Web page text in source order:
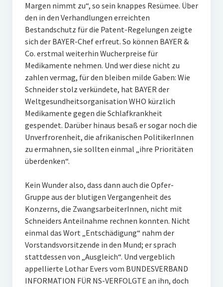
Margen nimmt zu“, so sein knappes Resümee. Über
den in den Verhandlungen erreichten
Bestandschutz für die Patent-Regelungen zeigte
sich der BAYER-Chef erfreut. So können BAYER &
Co. erstmal weiterhin Wucherpreise für
Medikamente nehmen. Und wer diese nicht zu
zahlen vermag, für den bleiben milde Gaben: Wie
Schneider stolz verkündete, hat BAYER der
Weltgesundheitsorganisation WHO kürzlich
Medikamente gegen die Schlafkrankheit
gespendet. Darüber hinaus besaß er sogar noch die
Unverfrorenheit, die afrikanischen PolitikerInnen
zu ermahnen, sie sollten einmal „ihre Prioritäten
überdenken“.
Kein Wunder also, dass dann auch die Opfer-
Gruppe aus der blutigen Vergangenheit des
Konzerns, die ZwangsarbeiterInnen, nicht mit
Schneiders Anteilnahme rechnen konnten. Nicht
einmal das Wort „Entschädigung“ nahm der
Vorstandsvorsitzende in den Mund; er sprach
stattdessen von „Ausgleich“. Und vergeblich
appellierte Lothar Evers vom BUNDESVERBAND
INFORMATION FÜR NS-VERFOLGTE an ihn, doch